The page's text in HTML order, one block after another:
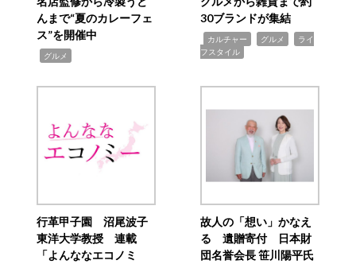
んまで“夏のカレーフェ
ス”を開催中
グルメ
30ブランドが集結
カルチャー グルメ
ライ
フスタイル
行革甲子園 沼尾波子
東洋大学教授 連載
「よんななエコノミ
故人の「想い」かなえ
る 遺贈寄付 日本財
団名誉会長 笹川陽平氏